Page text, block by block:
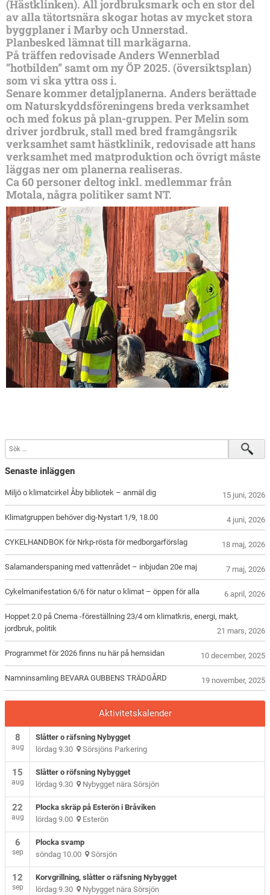
(Hästklinken). All jordbruksmark och en stor del
av alla tätortsnära skogar hotas av mycket stora
byggplaner i Marby och Unnerstad.
Planbesked lämnat till markägarna.
På träffen redovisade Anders Wennerblad
”hotbilden” samt om ny ÖP 2025. (översiktsplan)
som vi ska yttra oss i.
Senare kommer detaljplanerna. Anders berättade
om Naturskyddsföreningens breda verksamhet
och med fokus på plan-gruppen. Per Melin som
driver jordbruk, stall med bred framgångsrik
verksamhet samt hästklinik, redovisade att hans
verksamhet med matproduktion och övrigt måste
läggas ner om planerna realiseras.
Ca 60 personer deltog inkl. medlemmar från
Motala, några politiker samt NT.
Senaste inläggen
Miljö o klimatcirkel Åby bibliotek – anmäl dig 15 juni, 2026
Klimatgruppen behöver dig-Nystart 1/9, 18.00 4 juni, 2026
CYKELHANDBOK för Nrkp-rösta för medborgarförslag 18 maj, 2026
Salamanderspaning med vattenrådet – inbjudan 20e maj 7 maj, 2026
Cykelmanifestation 6/6 för natur o klimat – öppen för alla 6 april, 2026
Hoppet 2.0 på Cnema -föreställning 23/4 om klimatkris, energi, makt,
jordbruk, politik
21 mars, 2026
Programmet för 2026 finns nu här på hemsidan 10 december, 2025
Namninsamling BEVARA GUBBENS TRÄDGÅRD 19 november, 2025
Aktivitetskalender
8
aug
Slåtter o räfsning Nybygget
lördag 9.30 Sörsjöns Parkering
15
aug
Slåtter o röfsning Nybygget
lördag 9.30 Nybygget nära Sörsjön
22
aug
Plocka skräp på Esterön i Bråviken
lördag 9.00 Esterön
6
sep
Plocka svamp
söndag 10.00 Sörsjön
12
sep
Korvgrillning, slåtter o räfsning Nybygget
lördag 9.30 Nybygget nära Sörsjön